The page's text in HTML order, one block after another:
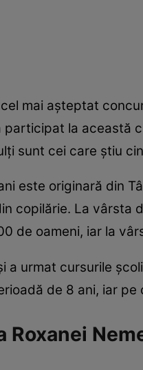
mai așteptat
participat la această
sunt cei care știu
este originară din
copilărie. La vârsta
de oameni, iar la
a urmat cursurile
de 8 ani, iar
Roxanei